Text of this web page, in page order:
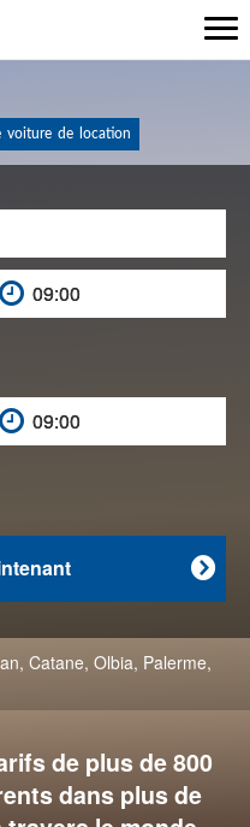
voiture de location


, Catane, Olbia, Palerme,
de plus de 800
dans plus de